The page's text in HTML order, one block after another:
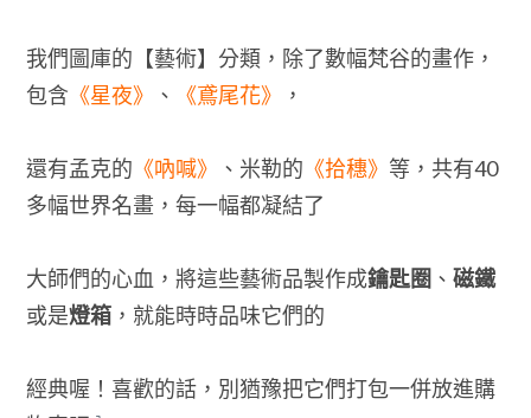
我們圖庫的【藝術】分類，除了數幅梵谷的畫作，
包含 《星夜》 、 《鳶尾花》 ，
還有孟克的 《吶喊》 、米勒的 《拾穗》 等，共有40
多幅世界名畫，每一幅都凝結了
大師們的心血，將這些藝術品製作成鑰匙圈 、 磁鐵
或是燈箱，就能時時品味它們的
經典喔！喜歡的話，別猶豫把它們打包一併放進購